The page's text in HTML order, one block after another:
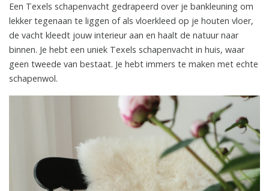
Een Texels schapenvacht gedrapeerd over je bankleuning om
lekker tegenaan te liggen of als vloerkleed op je houten vloer,
de vacht kleedt jouw interieur aan en haalt de natuur naar
binnen. Je hebt een uniek Texels schapenvacht in huis, waar
geen tweede van bestaat. Je hebt immers te maken met echte
schapenwol.